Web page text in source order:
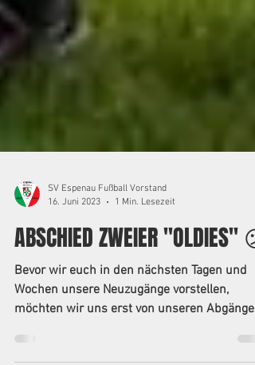
SV Espenau Fußball Vorstand
16. Juni 2023
1 Min. Lesezeit
ABSCHIED ZWEIER "OLDIES" 😕
Bevor wir euch in den nächsten Tagen und
Wochen unsere Neuzugänge vorstellen,